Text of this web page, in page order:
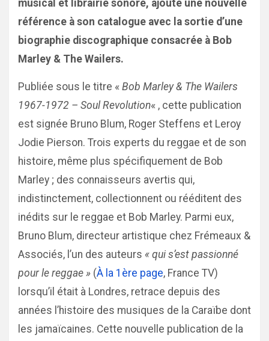
musical et librairie sonore, ajoute une nouvelle
référence à son catalogue avec la sortie d’une
biographie discographique consacrée à Bob
Marley & The Wailers.
Publiée sous le titre « Bob Marley & The Wailers
1967-1972 – Soul Revolution« , cette publication
est signée Bruno Blum, Roger Steffens et Leroy
Jodie Pierson. Trois experts du reggae et de son
histoire, même plus spécifiquement de Bob
Marley ; des connaisseurs avertis qui,
indistinctement, collectionnent ou rééditent des
inédits sur le reggae et Bob Marley. Parmi eux,
Bruno Blum, directeur artistique chez Frémeaux &
Associés, l’un des auteurs « qui s’est passionné
pour le reggae » (À la 1ère page, France TV)
lorsqu’il était à Londres, retrace depuis des
années l’histoire des musiques de la Caraïbe dont
les jamaïcaines. Cette nouvelle publication de la